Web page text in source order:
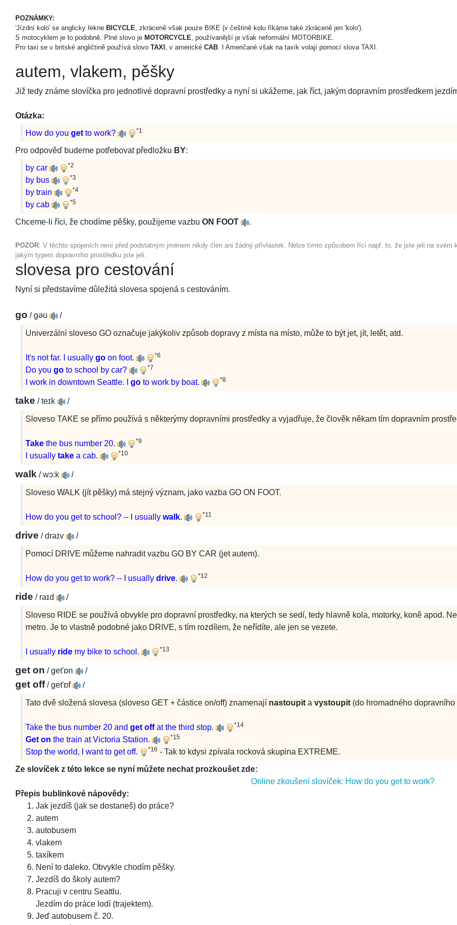
POZNÁMKY:
'Jízdní kolo' se anglicky řekne BICYCLE, zkráceně však pouze BIKE (v češtině kolu říkáme také zkráceně jen 'kolo').
S motocyklem je to podobně. Plné slovo je MOTORCYCLE, používanější je však neformální MOTORBIKE.
Pro taxi se v britské angličtině používá slovo TAXI , v americké CAB. I Američané však na taxík volají pomocí slova TAXI.
autem, vlakem, pěšky
Již tedy známe slovíčka pro jednotlivé dopravní prostředky a nyní si ukážeme, jak říct, jakým dopravním prostředkem
Otázka:
How do you get to work? *1
Pro odpověď budeme potřebovat předložku BY:
by car
*2
by bus *3
by train *4
by cab *5
Chceme-li říci, že chodíme pěšky, použijeme vazbu ON FOOT .
POZOR: V těchto spojeních není před podstatným jménem nikdy člen ani žádný přívlastek. Nelze tímto způsobem říci např. to, že jste jeli na
jakým typem dopravního prostředku jste jeli.
slovesa pro cestování
Nyní si představíme důležitá slovesa spojená s cestováním.
go /gəʊ /
Univerzální sloveso GO označuje jakýkoliv způsob dopravy z místa na místo, může to být jet, jít, letět, atd.
It's not far. I usually go on foot. *6
Do you go to school by car? *7
I work in downtown Seattle. I go to work by boat. *8
take /teɪk /
Sloveso TAKE se přímo používá s některýmy dopravními prostředky a vyjadřuje, že člověk někam tím dopravním
Take the bus number 20. *9
I usually take a cab. *10
walk /wɔ:k /
Sloveso WALK (jít pěšky) má stejný význam, jako vazba GO ON FOOT.
How do you get to school? -- I usually walk. *11
drive /draɪv /
Pomocí DRIVE můžeme nahradit vazbu GO BY CAR (jet autem).
How do you get to work? -- I usually drive. *12
ride /raɪd /
Sloveso RIDE se používá obvykle pro dopravní prostředky, na kterých se sedí, tedy hlavně kola, motorky, koně apod.
metro. Je to vlastně podobné jako DRIVE, s tím rozdílem, že neřídíte, ale jen se vezete.
I usually ride my bike to school. *13
get on /get'ɒn /
get off/get'ɒf /
Tato dvě složená slovesa (sloveso GET + částice on/off) znamenají nastoupit a vystoupit (do hromadného dopravního
Take the bus number 20 and get offat the third stop. *14
Get on the train at Victoria Station. *15
Stop the world, I want to get off. *16 - Tak to kdysi zpívala rocková skupina EXTREME.
Ze slovíček z této lekce se nyní můžete nechat prozkoušet zde:
Online zkoušení slovíček: How do you get to work?
Přepis bublinkové nápovědy:
Jak jezdíš (jak se dostaneš) do práce?
autem
autobusem
vlakem
taxíkem
Není to daleko. Obvykle chodím pěšky.
Jezdíš do školy autem?
Pracuji v centru Seattlu.
Jezdím do práce lodí (trajektem).
Jeď autobusem č. 20.